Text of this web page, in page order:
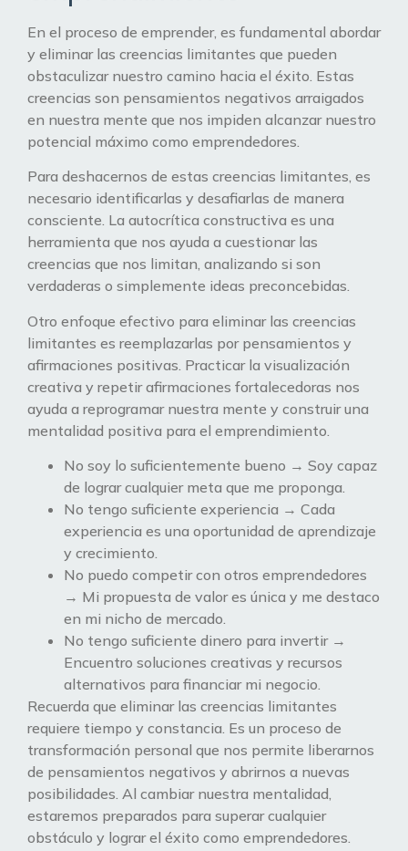
En el proceso de emprender, es fundamental abordar
y eliminar las creencias limitantes que pueden
obstaculizar nuestro camino hacia el éxito. Estas
creencias son pensamientos negativos arraigados
en nuestra mente que nos impiden alcanzar nuestro
potencial máximo como emprendedores.
Para deshacernos de estas creencias limitantes, es
necesario identificarlas y desafiarlas de manera
consciente. La autocrítica constructiva es una
herramienta que nos ayuda a cuestionar las
creencias que nos limitan, analizando si son
verdaderas o simplemente ideas preconcebidas.
Otro enfoque efectivo para eliminar las creencias
limitantes es reemplazarlas por pensamientos y
afirmaciones positivas. Practicar la visualización
creativa y repetir afirmaciones fortalecedoras nos
ayuda a reprogramar nuestra mente y construir una
mentalidad positiva para el emprendimiento.
No soy lo suficientemente bueno → Soy capaz
de lograr cualquier meta que me proponga.
No tengo suficiente experiencia → Cada
experiencia es una oportunidad de aprendizaje
y crecimiento.
No puedo competir con otros emprendedores
→ Mi propuesta de valor es única y me destaco
en mi nicho de mercado.
No tengo suficiente dinero para invertir →
Encuentro soluciones creativas y recursos
alternativos para financiar mi negocio.
Recuerda que eliminar las creencias limitantes
requiere tiempo y constancia. Es un proceso de
transformación personal que nos permite liberarnos
de pensamientos negativos y abrirnos a nuevas
posibilidades. Al cambiar nuestra mentalidad,
estaremos preparados para superar cualquier
obstáculo y lograr el éxito como emprendedores.